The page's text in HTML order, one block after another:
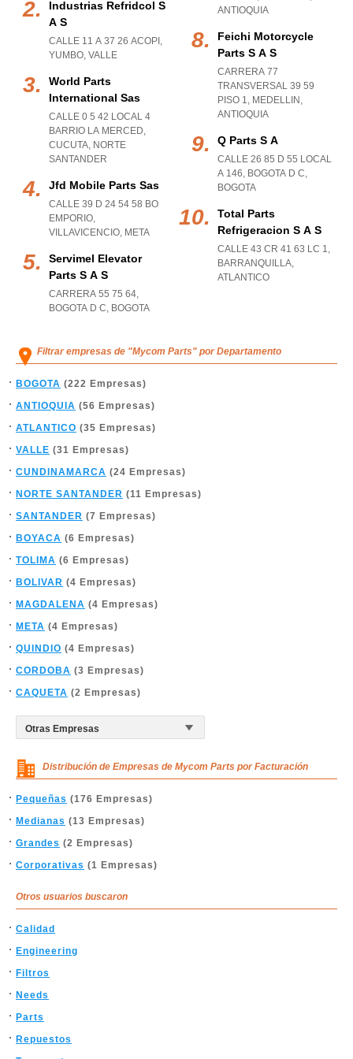
Industrias Refridcol S
A S
CALLE 11 A 37 26 ACOPI ,
YUMBO, VALLE
World Parts
International Sas
CALLE 0 5 42 LOCAL 4
BARRIO LA MERCED,
CUCUTA, NORTE
SANTANDER
Jfd Mobile Parts Sas
CALLE 39 D 24 54 58 BO
EMPORIO,
VILLAVICENCIO, META
Servimel Elevator
Parts S A S
CARRERA 55 75 64,
BOGOTA D C, BOGOTA
ANTIOQUIA
Feichi Motorcycle
Parts S A S
CARRERA 77
TRANSVERSAL 39 59
PISO 1, MEDELLIN ,
ANTIOQUIA
Q Parts S A
CALLE 26 85 D 55 LOCAL
A 146, BOGOTA D C,
BOGOTA
Total Parts
Refrigeracion S A S
CALLE 43 CR 41 63 LC 1,
BARRANQUILLA,
ATLANTICO
Filtrar empresas de "Mycom Parts" por Departamento
BOGOTA (222 Empresas)
ANTIOQUIA (56 Empresas)
ATLANTICO (35 Empresas)
VALLE (31 Empresas)
CUNDINAMARCA (24 Empresas)
NORTE SANTANDER (11 Empresas)
SANTANDER (7 Empresas)
BOYACA (6 Empresas)
TOLIMA (6 Empresas)
BOLIVAR (4 Empresas)
MAGDALENA (4 Empresas)
META (4 Empresas)
QUINDIO (4 Empresas)
CORDOBA (3 Empresas)
CAQUETA (2 Empresas)
Distribución de Empresas de Mycom Parts por Facturación
Pequeñas (176 Empresas)
Medianas (13 Empresas)
Grandes (2 Empresas)
Corporativas (1 Empresas)
Otros usuarios buscaron
Calidad
Engineering
Filtros
Needs
Parts
Repuestos